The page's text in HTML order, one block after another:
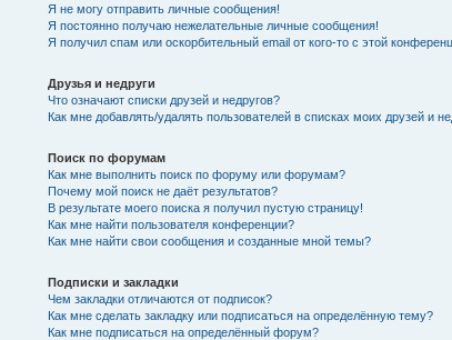
Я не могу отправить личные сообщения!
Я постоянно получаю нежелательные личные сообщения!
Я получил спам или оскорбительный email от кого-то с этой
Друзья и недруги
Что означают списки друзей и недругов?
Как мне добавлять/удалять пользователей в списках моих друзей и
Поиск по форумам
Как мне выполнить поиск по форуму или форумам?
Почему мой поиск не даёт результатов?
В результате моего поиска я получил пустую страницу!
Как мне найти пользователя конференции?
Как мне найти свои сообщения и созданные мной темы?
Подписки и закладки
Чем закладки отличаются от подписок?
Как мне сделать закладку или подписаться на определённую тему?
Как мне подписаться на определённый форум?